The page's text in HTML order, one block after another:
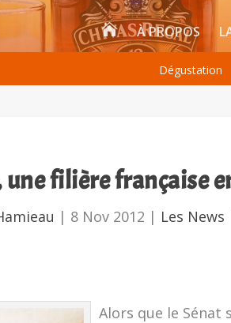
 À PROPOS
Dégustation
une filière française
| 8 Nov 2012 | Les News
Alors que le Sénat